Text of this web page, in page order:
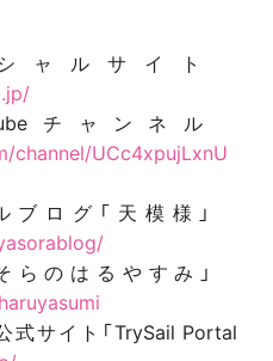
ャルサイト
チャンネル
channel/UCc4xpujLxnU
ブログ「天模様」
らのはるやすみ」
式サイト「TrySail Portal